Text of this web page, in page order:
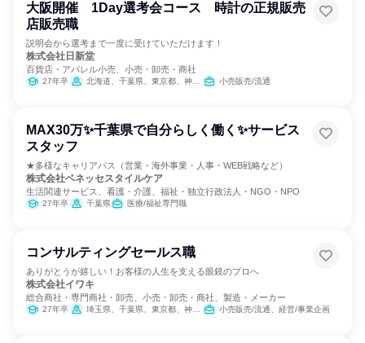
大阪開催 1Day選考会コース 時計の正規販売
店販売職
説明会から選考まで一度に受けていただけます！
株式会社日新堂
百貨店・アパレル小売、小売・卸売・商社
27年卒 北海道、千葉県、東京都、神奈川県、静岡県、愛知県、京都府、大阪府、兵庫県、熊本県 小売販売/流通
MAX30万✨千葉県で自分らしく働く✨サービス
スタッフ
★多様なキャリアパス（営業・海外事業・人事・WEB戦略など）
株式会社ベネッセスタイルケア
生活関連サービス、看護・介護、福祉・独立行政法人・NGO・NPO
27年卒 千葉県 医療/福祉専門職
コンサルティングセールス職
ありがとうが嬉しい！お客様の人生を支える眼鏡のプロへ
株式会社イワキ
総合商社・専門商社・卸売、小売・卸売・商社、製造・メーカー
27年卒 埼玉県、千葉県、東京都、神奈川県 小売販売/流通、経営/事業企画